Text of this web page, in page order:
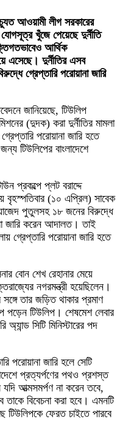
আওয়ামী লীগ সরকারের
যোগসূত্র খুঁজে পেয়েছে দুর্নীতি
আর্থিক
এসেছে। দুর্নীতির এসব
গ্রেপ্তারি পরোয়ানা জারি
জানিয়েছে, টিউলিপ
(দুদক) করা দুর্নীতির মামলা
পরোয়ানা জারি হতে
টিউলিপের বাংলাদেশে
প্রকল্পে প্লট বরাদ্দে
বৃহস্পতিবার (১০ এপ্রিল) সাবেক
পুতুলসহ ১৮ জনের বিরুদ্ধে
জারি করেন আদালত। তাই
গ্রেপ্তারি পরোয়ানা জারি হতে
বোন শেখ রেহানার মেয়ে
নগরমন্ত্রী হয়েছিলেন।
সঙ্গে তার জড়িত থাকার প্রমাণ
পড়েন টিউলিপ। শেষমেশ লেবার
অ্যান্ড সিটি মিনিস্টারের পদ
পরোয়ানা জারি হলে সেটি
প্রত্যর্পণের পথও প্রশস্ত
আত্মসমর্পণ না করেন তবে,
তাকে বিবেচনা করা হবে। এমনটি
টিউলিপকে ফেরত চাইতে পারবে